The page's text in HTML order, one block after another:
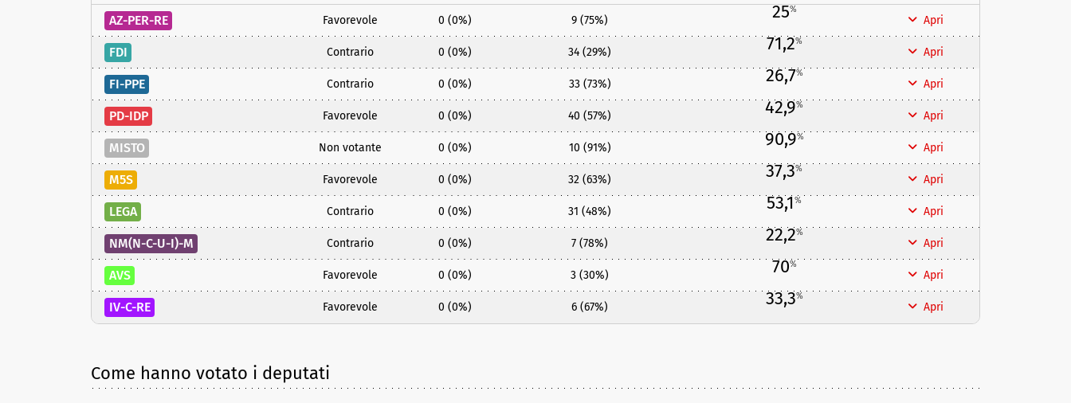
AZ-PER-RE Favorevole 0 (0%) 9 (75%) 25%
Apri
FDI Contrario 0 (0%) 34 (29%) 71,2%
Apri
FI-PPE Contrario 0 (0%) 33 (73%) 26,7%
Apri
PD-IDP Favorevole 0 (0%) 40 (57%) 42,9%
Apri
MISTO Non votante 0 (0%) 10 (91%) 90,9%
Apri
M5S Favorevole 0 (0%) 32 (63%) 37,3%
Apri
LEGA Contrario 0 (0%) 31 (48%) 53,1%
Apri
NM(N-C-U-I)-M Contrario 0 (0%) 7 (78%) 22,2%
Apri
AVS Favorevole 0 (0%) 3 (30%) 70%
Apri
IV-C-RE Favorevole 0 (0%) 6 (67%) 33,3%
Apri
Come hanno votato i deputati